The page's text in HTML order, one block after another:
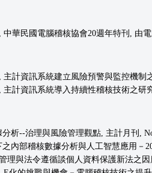
中華民國電腦稽核協會20週年特刊, 由
計資訊系統建立風險預警與監控機制
計資訊系統導入持續性稽核技術之研
析--治理與風險管理觀點, 主計月刊,
內部稽核數據分析與人工智慧應用－
理與法令遵循談個人資料保護新法之